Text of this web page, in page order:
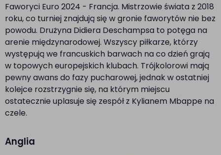
Faworyci Euro 2024 - Francja. Mistrzowie świata z 2018
roku, co turniej znajdują się w gronie faworytów nie bez
powodu. Drużyna Didiera Deschampsa to potęga na
arenie międzynarodowej. Wszyscy piłkarze, którzy
występują we francuskich barwach na co dzień grają
w topowych europejskich klubach. Trójkolorowi mają
pewny awans do fazy pucharowej, jednak w ostatniej
kolejce rozstrzygnie się, na którym miejscu
ostatecznie uplasuje się zespół z Kylianem Mbappe na
czele.
Anglia